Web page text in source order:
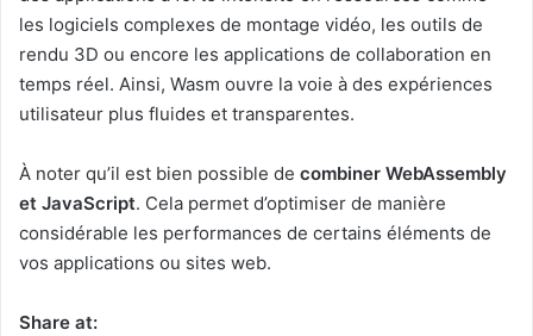
les logiciels complexes de montage vidéo, les outils de
rendu 3D ou encore les applications de collaboration en
temps réel. Ainsi, Wasm ouvre la voie à des expériences
utilisateur plus fluides et transparentes.
À noter qu’il est bien possible de combiner WebAssembly
et JavaScript. Cela permet d’optimiser de manière
considérable les performances de certains éléments de
vos applications ou sites web.
Share at: